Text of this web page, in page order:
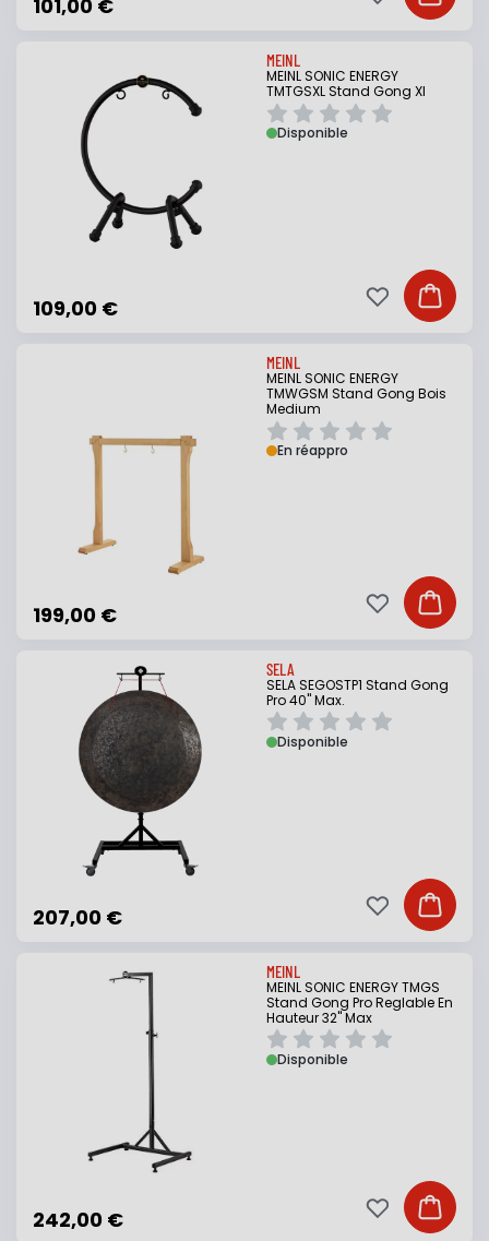
101,00 €
MEINL
MEINL SONIC ENERGY
TMTGSXL Stand Gong Xl
109,00 €
Disponible
Ajouter
Ajouter à ma
MEINL
MEINL SONIC ENERGY
TMWGSM Stand Gong Bois
Medium
199,00 €
En réappro
Ajouter
Ajouter à ma
SELA
SELA SEGOSTP1 Stand Gong
Pro 40" Max.
207,00 €
Disponible
Ajouter
Ajouter à ma
MEINL
MEINL SONIC ENERGY TMGS
Stand Gong Pro Reglable En
Hauteur 32" Max
242,00 €
Disponible
Ajouter
Ajouter à ma